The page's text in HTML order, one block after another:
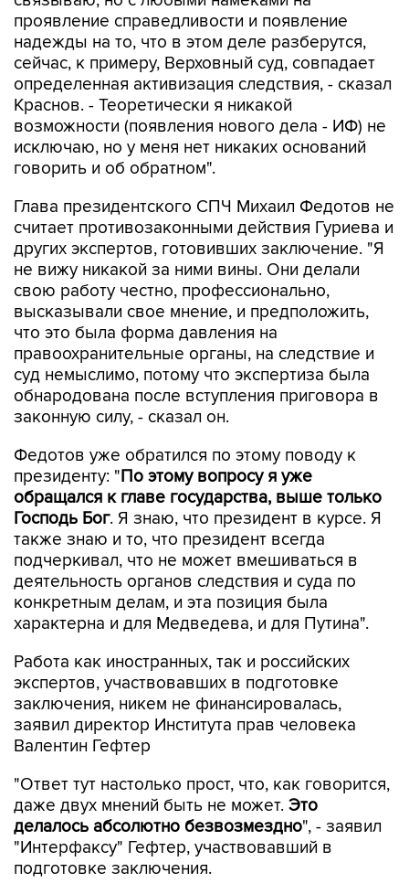
проявление справедливости и появление
надежды на то, что в этом деле разберутся,
сейчас, к примеру, Верховный суд, совпадает
определенная активизация следствия, - сказал
Краснов. - Теоретически я никакой
возможности (появления нового дела - ИФ) не
исключаю, но у меня нет никаких оснований
говорить и об обратном".
Глава президентского СПЧ Михаил Федотов не
считает противозаконными действия Гуриева и
других экспертов, готовивших заключение. "Я
не вижу никакой за ними вины. Они делали
свою работу честно, профессионально,
высказывали свое мнение, и предположить,
что это была форма давления на
правоохранительные органы, на следствие и
суд немыслимо, потому что экспертиза была
обнародована после вступления приговора в
законную силу, - сказал он.
Федотов уже обратился по этому поводу к
президенту: "По этому вопросу я уже
обращался к главе государства, выше только
Господь Бог. Я знаю, что президент в курсе. Я
также знаю и то, что президент всегда
подчеркивал, что не может вмешиваться в
деятельность органов следствия и суда по
конкретным делам, и эта позиция была
характерна и для Медведева, и для Путина".
Работа как иностранных, так и российских
экспертов, участвовавших в подготовке
заключения, никем не финансировалась,
заявил директор Института прав человека
Валентин Гефтер
"Ответ тут настолько прост, что, как говорится,
даже двух мнений быть не может. Это
делалось абсолютно безвозмездно", - заявил
"Интерфаксу" Гефтер, участвовавший в
подготовке заключения.